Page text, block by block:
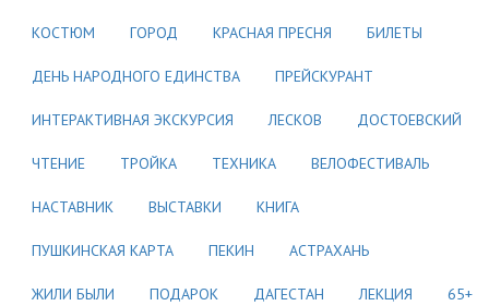
КОСТЮМ ГОРОД КРАСНАЯ ПРЕСНЯ БИЛЕТЫ
ДЕНЬ НАРОДНОГО ЕДИНСТВА ПРЕЙСКУРАНТ
ИНТЕРАКТИВНАЯ ЭКСКУРСИЯ ЛЕСКОВ ДОСТОЕВСКИЙ
ЧТЕНИЕ ТРОЙКА ТЕХНИКА ВЕЛОФЕСТИВАЛЬ
НАСТАВНИК ВЫСТАВКИ КНИГА
ПУШКИНСКАЯ КАРТА ПЕКИН АСТРАХАНЬ
ЖИЛИ БЫЛИ ПОДАРОК ДАГЕСТАН ЛЕКЦИЯ 65+